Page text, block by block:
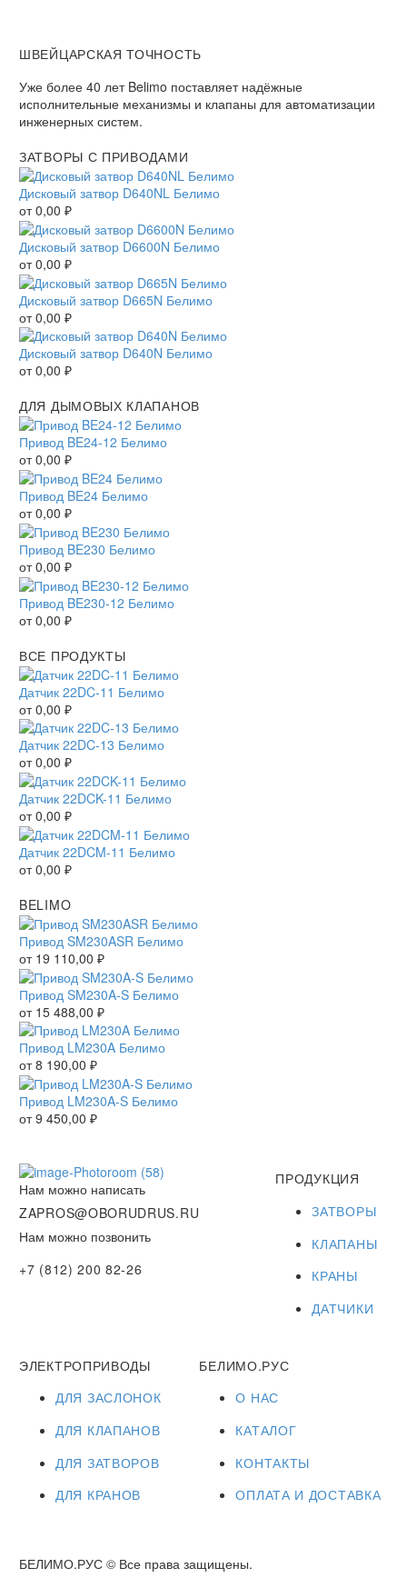
ШВЕЙЦАРСКАЯ ТОЧНОСТЬ
Уже более 40 лет Belimo поставляет надёжные
исполнительные механизмы и клапаны для автоматизации
инженерных систем.
ЗАТВОРЫ С ПРИВОДАМИ
Дисковый затвор D640NL Белимо
от0,00 ₽
Дисковый затвор D6600N Белимо
от0,00 ₽
Дисковый затвор D665N Белимо
от0,00 ₽
Дисковый затвор D640N Белимо
от0,00 ₽
ДЛЯ ДЫМОВЫХ КЛАПАНОВ
Привод BE24-12 Белимо
от0,00 ₽
Привод BE24 Белимо
от0,00 ₽
Привод BE230 Белимо
от0,00 ₽
Привод BE230-12 Белимо
от0,00 ₽
ВСЕ ПРОДУКТЫ
Датчик 22DC-11 Белимо
от0,00 ₽
Датчик 22DC-13 Белимо
от0,00 ₽
Датчик 22DCK-11 Белимо
от0,00 ₽
Датчик 22DCM-11 Белимо
от0,00 ₽
BELIMO
Привод SM230ASR Белимо
от 19 110,00 ₽
Привод SM230A-S Белимо
от 15 488,00 ₽
Привод LM230A Белимо
от8 190,00 ₽
Привод LM230A-S Белимо
от9 450,00 ₽
Нам можно написать
ZAPROS@OBORUDRUS.RU
Нам можно позвонить
+7 (812) 200 82-26
ПРОДУКЦИЯ
ЗАТВОРЫ
КЛАПАНЫ
КРАНЫ
ДАТЧИКИ
ЭЛЕКТРОПРИВОДЫ
ДЛЯ ЗАСЛОНОК
ДЛЯ КЛАПАНОВ
ДЛЯ ЗАТВОРОВ
ДЛЯ КРАНОВ
БЕЛИМО.РУС
О НАС
КАТАЛОГ
КОНТАКТЫ
ОПЛАТА И ДОСТАВКА
БЕЛИМО.РУС © Все права защищены.